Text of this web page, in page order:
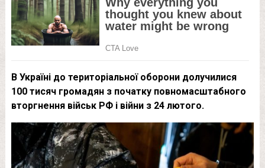
В Україні до територіальної оборони долучилися
100 тисяч громадян з початку повномасштабного
вторгнення військ РФ і війни з 24 лютого.